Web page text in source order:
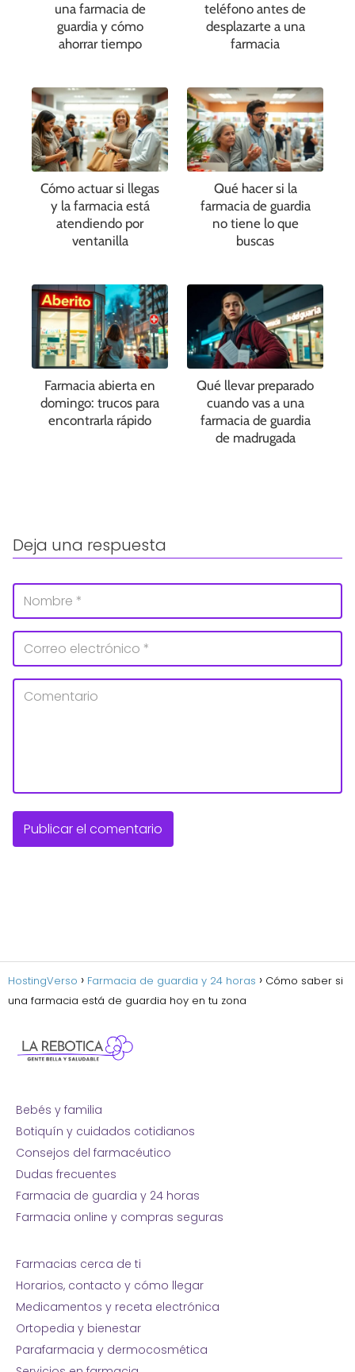
una farmacia de
guardia y cómo
ahorrar tiempo
teléfono antes de
desplazarte a una
farmacia
Cómo actuar si llegas
y la farmacia está
atendiendo por
ventanilla
Qué hacer si la
farmacia de guardia
no tiene lo que
buscas
Farmacia abierta en
domingo: trucos para
encontrarla rápido
Qué llevar preparado
cuando vas a una
farmacia de guardia
de madrugada
Deja una respuesta
HostingVerso Farmacia de guardia y 24 horas
Cómo saber si
una farmacia está de guardia hoy en tu zona
Bebés y familia
Botiquín y cuidados cotidianos
Consejos del farmacéutico
Dudas frecuentes
Farmacia de guardia y 24 horas
Farmacia online y compras seguras
Farmacias cerca de ti
Horarios, contacto y cómo llegar
Medicamentos y receta electrónica
Ortopedia y bienestar
Parafarmacia y dermocosmética